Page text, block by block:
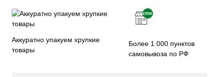
Аккуратно упакуем хрупкие
товары
Более 1 000 пунктов
самовывоза по РФ